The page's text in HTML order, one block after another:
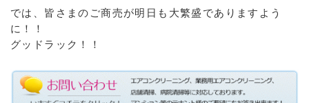
では、皆さまのご商売が明日も大繁盛でありますよう
に！！
グッドラック！！